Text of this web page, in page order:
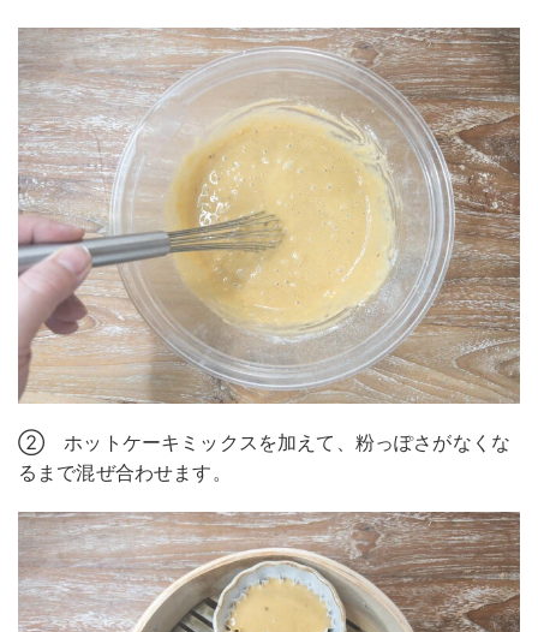
② ホットケーキミックスを加えて、粉っぽさがなくな
るまで混ぜ合わせます。